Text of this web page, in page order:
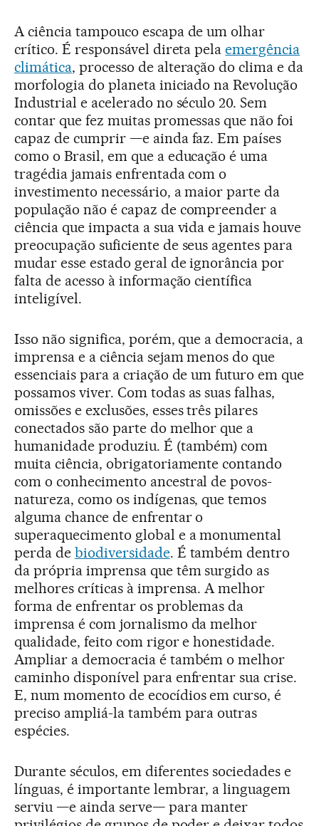
A ciência tampouco escapa de um olhar
crítico. É responsável direta pelaemergência
climática, processo de alteração do clima e da
morfologia do planeta iniciado na Revolução
Industrial e acelerado no século 20. Sem
contar que fez muitas promessas que não foi
capaz de cumprir —e ainda faz. Em países
como o Brasil, em que a educação é uma
tragédia jamais enfrentada com o
investimento necessário, a maior parte da
população não é capaz de compreender a
ciência que impacta a sua vida e jamais houve
preocupação suficiente de seus agentes para
mudar esse estado geral de ignorância por
falta de acesso à informação científica
inteligível.
Isso não significa, porém, que a democracia, a
imprensa e a ciência sejam menos do que
essenciais para a criação de um futuro em que
possamos viver. Com todas as suas falhas,
omissões e exclusões, esses três pilares
conectados são parte do melhor que a
humanidade produziu. É (também) com
muita ciência, obrigatoriamente contando
com o conhecimento ancestral de povos-
natureza, como os indígenas, que temos
alguma chance de enfrentar o
superaquecimento global e a monumental
perda de biodiversidade. É também dentro
da própria imprensa que têm surgido as
melhores críticas à imprensa. A melhor
forma de enfrentar os problemas da
imprensa é com jornalismo da melhor
qualidade, feito com rigor e honestidade.
Ampliar a democracia é também o melhor
caminho disponível para enfrentar sua crise.
E, num momento de ecocídios em curso, é
preciso ampliá-la também para outras
espécies.
Durante séculos, em diferentes sociedades e
línguas, é importante lembrar, a linguagem
serviu —e ainda serve— para manter